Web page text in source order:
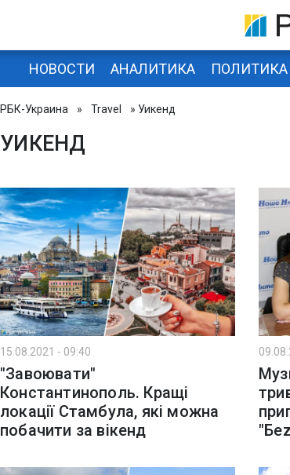
НОВОСТИ АНАЛИТИКА ПОЛИТИКА
РБК-Украина » Travel » Уикенд
УИКЕНД
15.08.2021 - 09:40
"Завоювати"
Константинополь. Кращі
локації Стамбула, які можна
побачити за вікенд